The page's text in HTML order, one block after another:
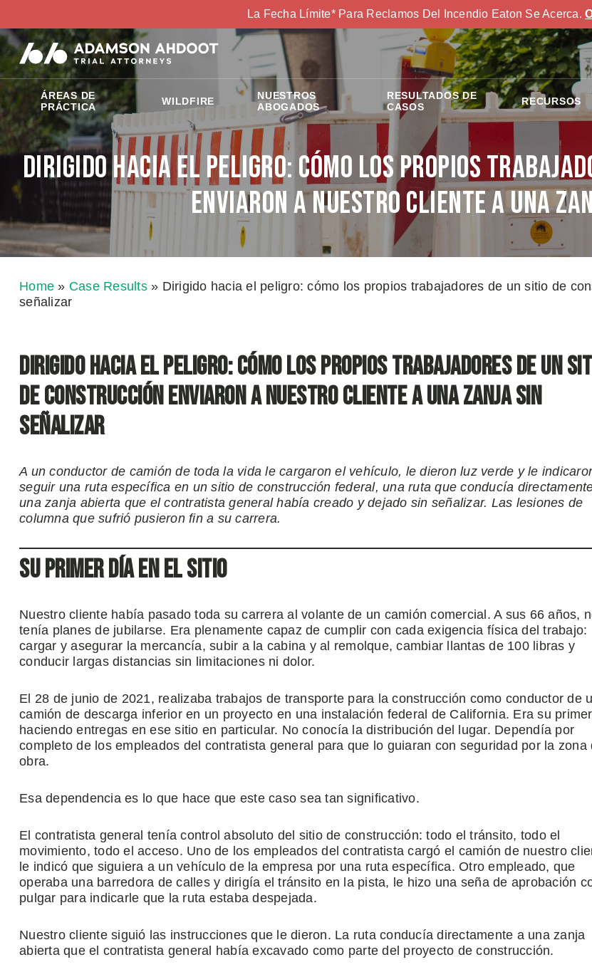
La Fecha Límite* Para Reclamos Del Incendio Eaton Se Acerca.
ÁREAS DE
PRÁCTICA
WILDFIRE
NUESTROS
ABOGADOS
RESULTADOS DE
CASOS
RECURSOS
Dirigido hacia el peligro: cómo los propios
enviaron a nuestro cliente a una
Home » Case Results» Dirigido hacia el peligro: cómo los propios trabajadores de un sitio de
señalizar
Dirigido hacia el peligro: cómo los propios trabajadores de un
de construcción enviaron a nuestro cliente a una zanja sin
señalizar
A un conductor de camión de toda la vida le cargaron el vehículo, le dieron luz verde y le
seguir una ruta específica en un sitio de construcción federal, una ruta que conducía
una zanja abierta que el contratista general había creado y dejado sin señalizar. Las lesiones de
columna que sufrió pusieron fin a su carrera.
Su primer día en el sitio
Nuestro cliente había pasado toda su carrera al volante de un camión comercial. A sus 66 años,
tenía planes de jubilarse. Era plenamente capaz de cumplir con cada exigencia física del trabajo:
cargar y asegurar la mercancía, subir a la cabina y al remolque, cambiar llantas de 100 libras y
conducir largas distancias sin limitaciones ni dolor.
El 28 de junio de 2021, realizaba trabajos de transporte para la construcción como conductor de
camión de descarga inferior en un proyecto en una instalación federal de California. Era su
haciendo entregas en ese sitio en particular. No conocía la distribución del lugar. Dependía por
completo de los empleados del contratista general para que lo guiaran con seguridad por la zona
obra.
Esa dependencia es lo que hace que este caso sea tan significativo.
El contratista general tenía control absoluto del sitio de construcción: todo el tránsito, todo el
movimiento, todo el acceso. Uno de los empleados del contratista cargó el camión de nuestro
le indicó que siguiera a un vehículo de la empresa por una ruta específica. Otro empleado, que
operaba una barredora de calles y dirigía el tránsito en la pista, le hizo una seña de aprobación
pulgar para indicarle que la ruta estaba despejada.
Nuestro cliente siguió las instrucciones que le dieron. La ruta conducía directamente a una zanja
abierta que el contratista general había excavado como parte del proyecto de construcción.